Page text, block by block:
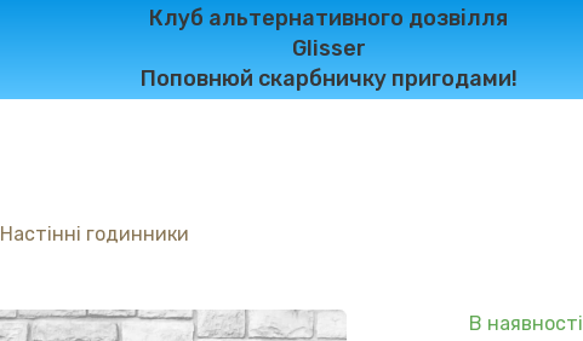
Клуб альтернативного дозвілля
Glisser
Поповнюй скарбничку пригодами!
Настінні годинники
В наявності